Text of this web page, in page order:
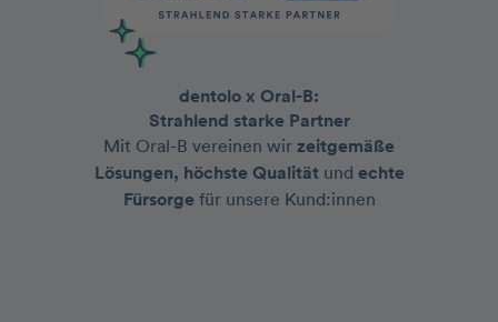
dentolo x Oral-B:
Strahlend starke Partner
Mit Oral-B vereinen wir zeitgemäße
Lösungen, höchste Qualitätund echte
Fürsorge für unsere Kund:innen